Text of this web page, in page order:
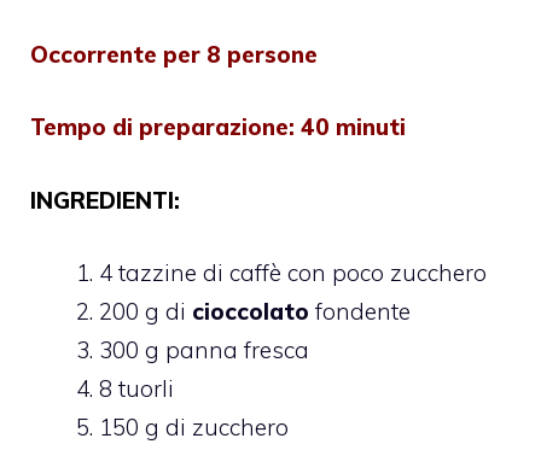
Occorrente per 8 persone
Tempo di preparazione: 40 minuti
INGREDIENTI:
4 tazzine di caffè con poco zucchero
200 g di cioccolato fondente
300 g panna fresca
8 tuorli
150 g di zucchero